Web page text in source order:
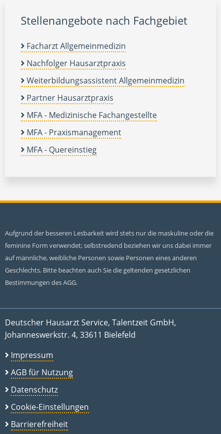
Stellenangebote nach Fachgebiet
Facharzt Allgemeinmedizin
Nachfolger Hausarztpraxis
Weiterbildungsassistent Allgemeinmedizin
Partner Hausarztpraxis
MFA - Medizinische Fachangestellte
MFA - Praxismanagement
MFA - Quereinstieg
Aufgrund der besseren Lesbarkeit wird stets nur die maskuline oder die
feminine Form verwendet; selbstredend beziehen wir uns dabei immer
auf männliche, weibliche Personen sowie Personen eines anderen
Geschlechts. Bitte beachten auch Sie die geltenden gesetzlichen
Bestimmungen des AGG.
Deutscher Hausarzt Service, Talentzeit GmbH,
Johanneswerkstr. 4, 33611 Bielefeld
Impressum
AGB für Nutzung
Datenschutz
Cookie-Einstellungen
Barrierefreiheit